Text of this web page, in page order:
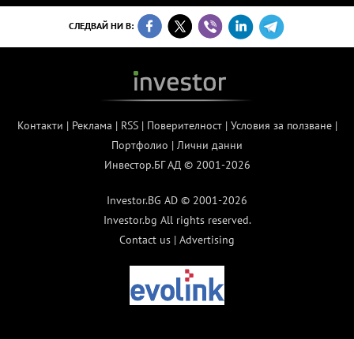
СЛЕДВАЙ НИ В:
Контакти | Реклама | RSS| Поверителност| Условия за ползване|
Портфолио | Лични данни
Инвестор.БГ АД © 2001-2026
Investor.BG AD © 2001-2026
Investor.bg All rights reserved.
Contact us | Advertising